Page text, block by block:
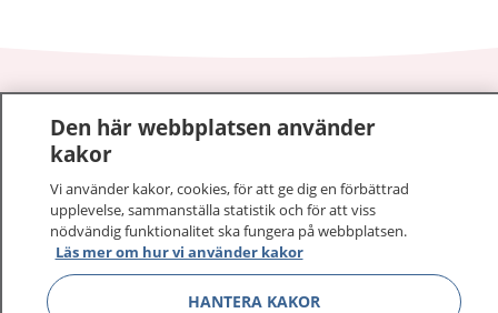
På 1177.se får du råd om hälsa och information om
sjukdomar och vilka mottagningar du kan kontakta.
Logga in för att läsa din journal och göra dina
vårdärenden. Ring telefonnummer 1177 för
sjukvårdsrådgivning dygnet runt.
1177 ger dig råd när du vill må bättre.
Den här webbplatsen använder
kakor
Vi använder kakor, cookies, för att ge dig en förbättrad
upplevelse, sammanställa statistik och för att viss
nödvändig funktionalitet ska fungera på webbplatsen.
Läs mer om hur vi använder kakor
HANTERA KAKOR